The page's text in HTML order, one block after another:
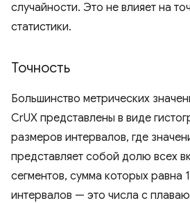
случайности. Это не влияет на
статистики.
Точность
Большинство метрических
CrUX представлены в виде
размеров интервалов, где
представляет собой долю всех
сегментов, сумма которых равна
интервалов — это числа с